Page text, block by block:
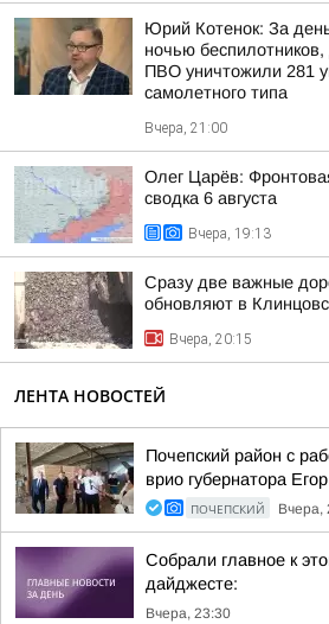
Юрий Котенок: За
ночью
ПВО уничтожили 281
самолетного типа
Вчера, 21:00
Олег Царёв:
сводка 6 августа
Вчера, 19:13
Сразу две важные
обновляют в
Вчера, 20:15
ЛЕНТА НОВОСТЕЙ
Почепский район с
врио губернатора
ПОЧЕПСКИЙ Вчера,
Собрали главное к
дайджесте:
Вчера, 23:30